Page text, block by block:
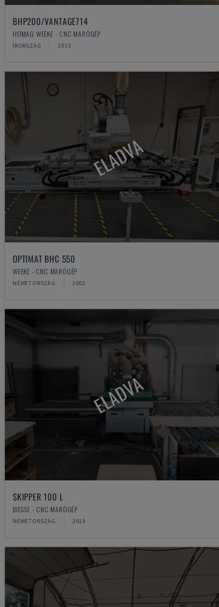
BHP200/VANTAGE714
HOMAG WEEKE - CNC MARÓGÉP
ÍRORSZÁG 2013
ELADVA
OPTIMAT BHC 550
WEEKE - CNC MARÓGÉP
NÉMETORSZÁG 2002
ELADVA
SKIPPER 100 L
BIESSE - CNC MARÓGÉP
NÉMETORSZÁG 2019